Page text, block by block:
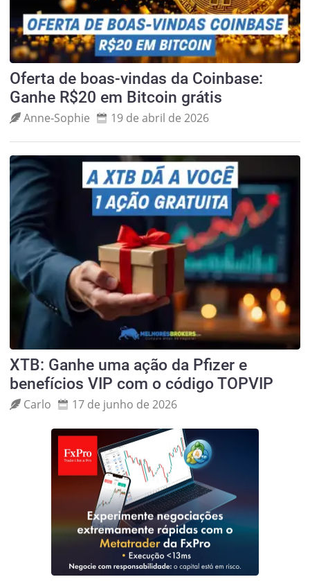
Oferta de boas-vindas da Coinbase:
Ganhe R$20 em Bitcoin grátis
Anne‑Sophie 19 de abril de 2026
XTB: Ganhe uma ação da Pfizer e
benefícios VIP com o código TOPVIP
Carlo 17 de junho de 2026